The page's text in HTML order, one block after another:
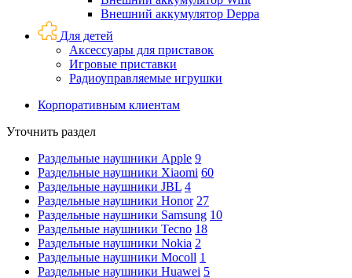
Внешний аккумулятор Deppa
Для детей
Аксессуары для приставок
Игровые приставки
Радиоуправляемые игрушки
Корпоративным клиентам
Уточнить раздел
Раздельные наушники Apple 9
Раздельные наушники Xiaomi 60
Раздельные наушники JBL 4
Раздельные наушники Honor 27
Раздельные наушники Samsung 10
Раздельные наушники Tecno 18
Раздельные наушники Nokia 2
Раздельные наушники Mocoll 1
Раздельные наушники Huawei 5